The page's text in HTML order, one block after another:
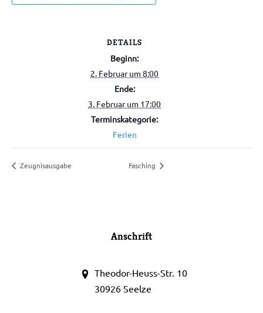
DETAILS
Beginn:
2. Februar um 8:00
Ende:
3. Februar um 17:00
Terminskategorie:
Ferien
Zeugnisausgabe Fasching
Anschrift
Theodor-Heuss-Str. 10
30926 Seelze